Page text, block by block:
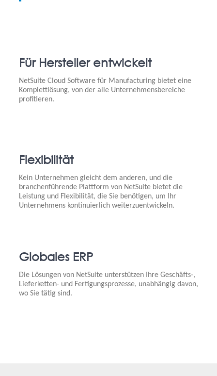
Für Hersteller entwickelt
NetSuite Cloud Software für Manufacturing bietet eine
Komplettlösung, von der alle Unternehmensbereiche
profitieren.
Flexibilität
Kein Unternehmen gleicht dem anderen, und die
branchenführende Plattform von NetSuite bietet die
Leistung und Flexibilität, die Sie benötigen, um Ihr
Unternehmens kontinuierlich weiterzuentwickeln.
Globales ERP
Die Lösungen von NetSuite unterstützen Ihre Geschäfts-,
Lieferketten- und Fertigungsprozesse, unabhängig davon,
wo Sie tätig sind.